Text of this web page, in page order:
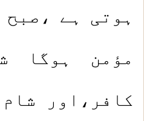
ہوتی ہے
مؤمن ہوگا
کافر،اور